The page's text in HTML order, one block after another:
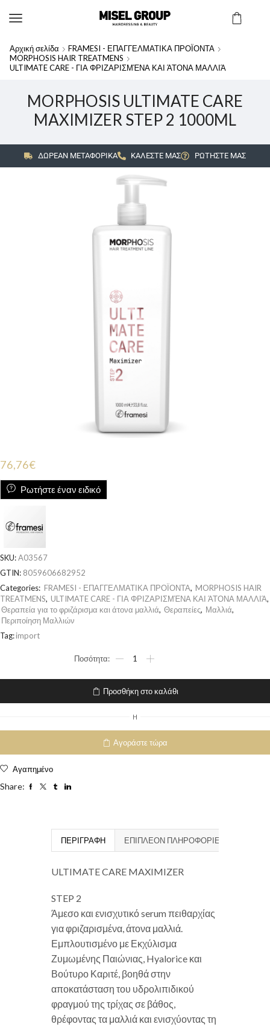
Αρχική σελίδα
FRAMESI - ΕΠΑΓΓΕΛΜΑΤΙΚΑ ΠΡΟΪΟΝΤΑ
MORPHOSIS HAIR TREATMENS
ULTIMATE CARE - ΓΙΑ ΦΡΙΖΑΡΙΣΜΈΝΑ ΚΑΙ ΆΤΟΝΑ ΜΑΛΛΙΆ
MORPHOSIS ULTIMATE CARE
MAXIMIZER STEP 2 1000ML
ΔΩΡΕΑΝ ΜΕΤΑΦΟΡΙΚΑ ΚΑΛΕΣΤΕ ΜΑΣ ΡΩΤΗΣΤΕ ΜΑΣ
76,76€
Ρωτήστε έναν ειδικό
SKU:A03567
GTIN: 8059606682952
Categories: FRAMESI - ΕΠΑΓΓΕΛΜΑΤΙΚΑ ΠΡΟΪΟΝΤΑ, MORPHOSIS HAIR
TREATMENS, ULTIMATE CARE - ΓΙΑ ΦΡΙΖΑΡΙΣΜΈΝΑ ΚΑΙ ΆΤΟΝΑ ΜΑΛΛΙΆ,
Θεραπεία για το φριζάρισμα και άτονα μαλλιά, Θεραπείες, Μαλλιά,
Περιποίηση Μαλλιών
Tag:import
Προσθήκη στο καλάθι
H
Αγοράστε τώρα
Αγαπημένο
Share:
ΠΕΡΙΓΡΑΦΉ ΕΠΙΠΛΈΟΝ ΠΛΗΡΟΦΟΡΊΕΣ
ULTIMATE CARE MAXIMIZER
STEP 2
Άμεσο και ενισχυτικό serum πειθαρχίας
για φριζαρισμένα, άτονα μαλλιά.
Εμπλουτισμένο με Εκχύλισμα
Ζυμωμένης Παιώνιας, Hyalorice και
Βούτυρο Καριτέ, βοηθά στην
αποκατάσταση του υδρολιπιδικού
φραγμού της τρίχας σε βάθος,
θρέφοντας τα μαλλιά και ενισχύοντας τη